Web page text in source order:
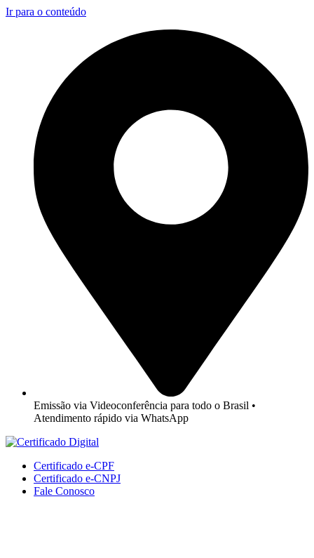
Ir para o conteúdo
Emissão via Videoconferência para todo o Brasil •
Atendimento rápido via WhatsApp
Certificado e-CPF
Certificado e-CNPJ
Fale Conosco